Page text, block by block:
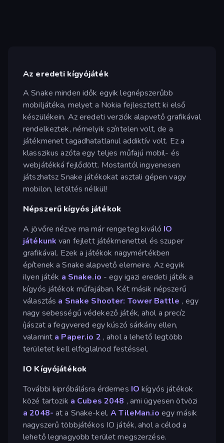
Az eredeti kígyójáték
A Snake minden idők egyik legnépszerűbb
mobiljátéka, melyet a Nokia fejlesztett ki első
készülékein. Az eredeti verziók alapvető grafikával
rendelkeztek, némelyik színtelen volt, de a
játékmenet tagadhatatlanul addiktív volt. Ez a
klasszikus azóta egy teljes műfajú mobil- és
webjátékká fejlődött. Mostantól ingyenesen
játszhatsz Snake játékokat asztali gépen vagy
mobilon, letöltés nélkül!
Népszerű kígyós játékok
A jövőre nézve ma már rengeteg kiváló IO
játékunk van fejlett játékmenettel és szuper
grafikával. Ezek a játékok nagymértékben
építenek a Snake alapvető elemeire. Az egyik
ilyen játék a Snake.io - egy igazi eredeti játék a
kígyós játékok műfajában. Két másik népszerű
választás a Snake Shooter: Tower Battle , egy
nagy sebességű védekező játék, ahol a precíz
íjászat a fegyvered egy kúszó sárkány ellen,
valamint a Paper.io 2 , ahol a lehető legtöbb
területet kell elfoglalnod festéssel.
IO Kígyójátékok
További kipróbálásra érdemes IO kígyós játékok
közé tartozik a Cubes 2048 , ami ügyesen ötvözi
a 2048- at a Snake-kel.A TileMan.io egy másik
nagyszerű többjátékos IO játék, ahol a célod a
lehető legnagyobb terület megszerzése.